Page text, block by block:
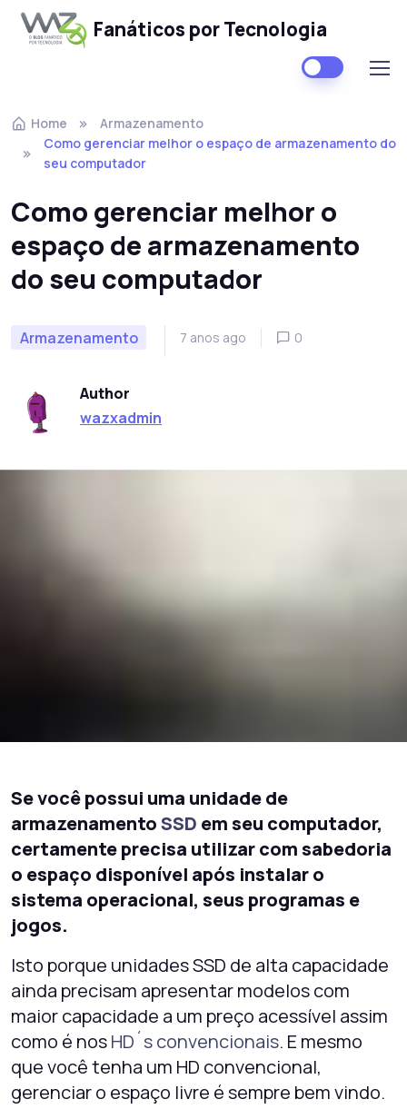
Fanáticos por Tecnologia
Home
Armazenamento
Como gerenciar melhor o espaço de armazenamento do
seu computador
Como gerenciar melhor o
espaço de armazenamento
do seu computador
Armazenamento 7 anos ago 0
Author
wazxadmin
Se você possui uma unidade de
armazenamentoSSD em seu computador,
certamente precisa utilizar com sabedoria
o espaço disponível após instalar o
sistema operacional, seus programas e
jogos.
Isto porque unidades SSD de alta capacidade
ainda precisam apresentar modelos com
maior capacidade a um preço acessível assim
como é nosHD´s convencionais. E mesmo
que você tenha um HD convencional,
gerenciar o espaço livre é sempre bem vindo.